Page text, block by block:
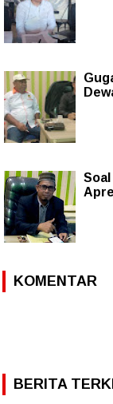
Soal
KOMENTAR
BERITA